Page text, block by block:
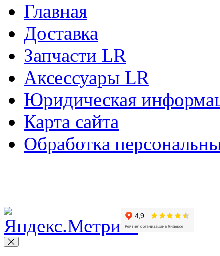
Главная
Доставка
Запчасти LR
Аксессуары LR
Юридическая
Карта сайта
Обработка